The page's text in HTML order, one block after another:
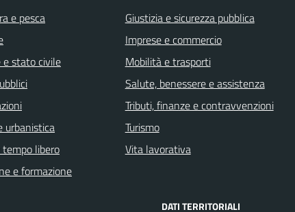
e pesca
e stato civile
urbanistica
libero
e formazione
Giustizia e sicurezza pubblica
Imprese e commercio
Mobilità e trasporti
Salute, benessere e assistenza
Tributi, finanze e contravvenzioni
Turismo
Vita lavorativa
DATI TERRITORIALI